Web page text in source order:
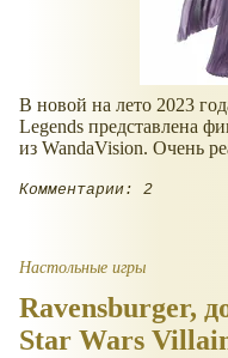
В новой на лето 2023
Legends представлена
из WandaVision. Очень
Комментарии: 2
Настольные игры
Ravensburger,
Star Wars